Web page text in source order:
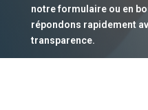
notre formulaire ou en
répondons rapidement
transparence.